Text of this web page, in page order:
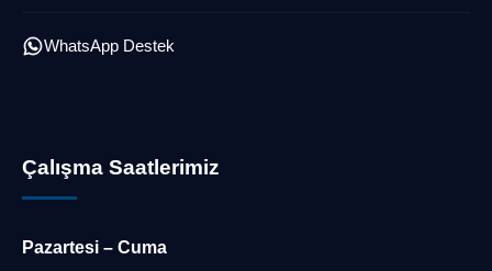
WhatsApp Destek
Çalışma Saatlerimiz
Pazartesi – CumaMüşteri Temsilcisi